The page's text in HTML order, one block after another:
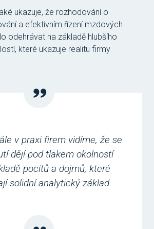
ukazuje, že rozhodování o
a efektivním řízení mzdových
odehrávat na základě hlubšího
které ukazuje realitu firmy
v praxi firem vidíme, že se
dějí pod tlakem okolností
pocitů a dojmů, které
solidní analytický základ.